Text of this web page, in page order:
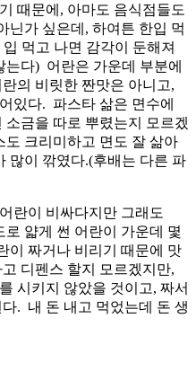
때문에, 아마도 음식점들도
닌가 싶은데, 하여튼 한입 먹
먹고 나면 감각이 둔해져
다) 어란은 가운데 부분에
의 비릿한 짠맛은 아니고,
있다. 파스타 삶은 면수에
금을 따로 뿌렸는지 모르겠
크리미하고 면도 잘 삶아
많이 깎였다.(후배는 다른 파
란이 비싸다지만 그래도
로 얇게 썬 어란이 가운데 몇
이 짜거나 비리기 때문에 맛
디펜스 할지 모르겠지만,
시키지 않았을 것이고, 짜서
. 내 돈 내고 먹었는데 돈 생